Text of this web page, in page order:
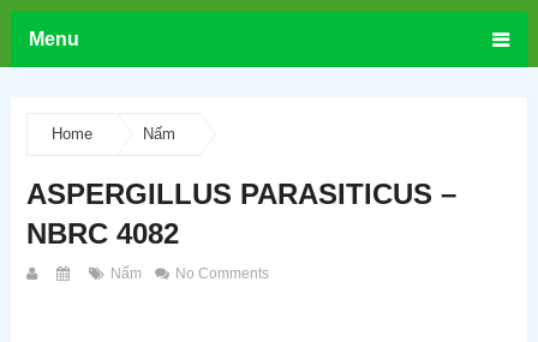
Menu
Home Nấm
ASPERGILLUS PARASITICUS –
NBRC 4082
Nấm No Comments